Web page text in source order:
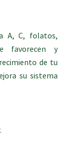
A, C, folatos,
favorecen y
de tu
su sistema